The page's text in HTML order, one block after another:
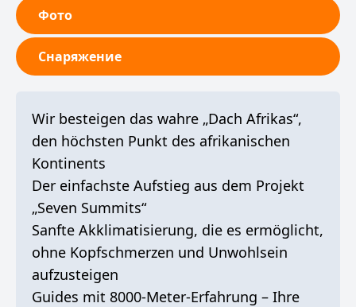
Фото
Снаряжение
Wir besteigen das wahre „Dach Afrikas“,
den höchsten Punkt des afrikanischen
Kontinents
Der einfachste Aufstieg aus dem Projekt
„Seven Summits“
Sanfte Akklimatisierung, die es ermöglicht,
ohne Kopfschmerzen und Unwohlsein
aufzusteigen
Guides mit 8000-Meter-Erfahrung – Ihre